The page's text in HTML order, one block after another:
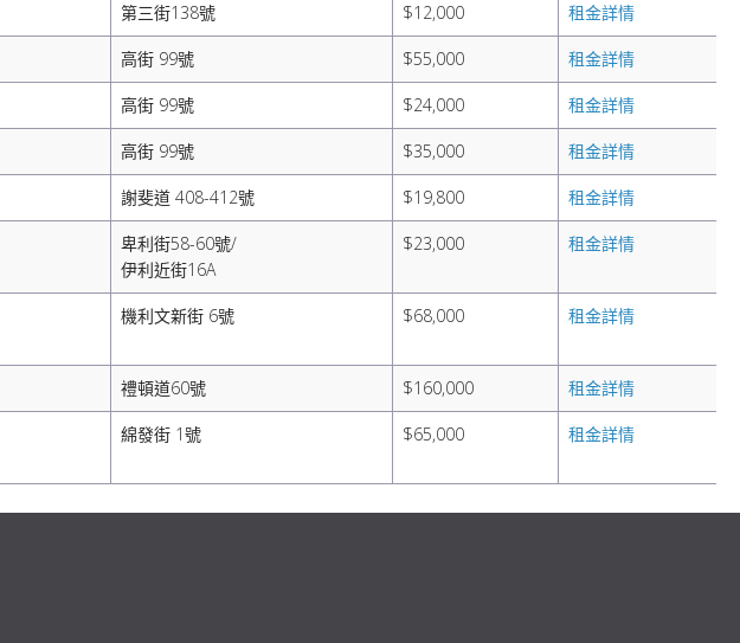
第三街138號 $12,000 租金詳情
高街 99號 $55,000 租金詳情
高街 99號 $24,000 租金詳情
高街 99號 $35,000 租金詳情
謝斐道 408-412號 $19,800 租金詳情
卑利街58-60號/
伊利近街16A
$23,000 租金詳情
機利文新街 6號 $68,000 租金詳情
禮頓道60號 $160,000 租金詳情
綿發街 1號 $65,000 租金詳情